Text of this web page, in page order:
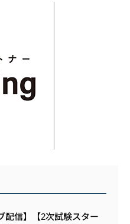
配信】【2次試験スター